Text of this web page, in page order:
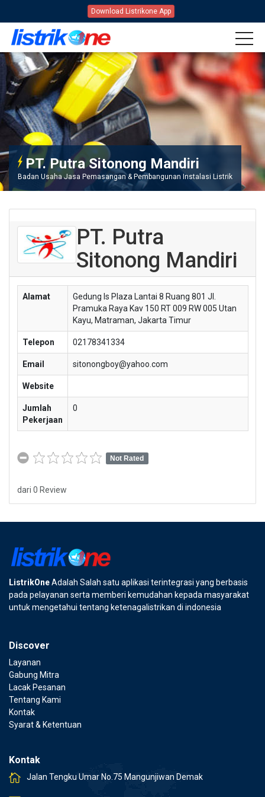
Download Listrikone App
PT. Putra Sitonong Mandiri
PT. Putra Sitonong Mandiri
Badan Usaha Jasa Pemasangan & Pembangunan Instalasi Listrik
PT. Putra
Sitonong Mandiri
Alamat
Gedung Is Plaza Lantai 8 Ruang 801 Jl.
Pramuka Raya Kav 150 RT 009 RW 005 Utan
Kayu, Matraman, Jakarta Timur
Telepon 02178341334
Email sitonongboy@yahoo.com
Website
Jumlah
Pekerjaan
0
Not Rated
dari 0 Review
ListrikOneAdalah Salah satu aplikasi terintegrasi yang berbasis
pada pelayanan serta memberi kemudahan kepada masyarakat
untuk mengetahui tentang ketenagalistrikan di indonesia
Discover
Layanan
Gabung Mitra
Lacak Pesanan
Tentang Kami
Kontak
Syarat & Ketentuan
Kontak
Jalan Tengku Umar No.75 Mangunjiwan Demak